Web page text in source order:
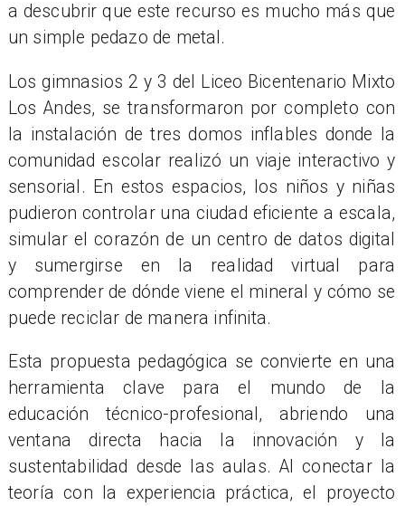
a descubrir que este recurso es mucho más que
un simple pedazo de metal.
Los gimnasios 2 y 3 del Liceo Bicentenario Mixto
Los Andes, se transformaron por completo con
la instalación de tres domos inflables donde la
comunidad escolar realizó un viaje interactivo y
sensorial. En estos espacios, los niños y niñas
pudieron controlar una ciudad eficiente a escala,
simular el corazón de un centro de datos digital
y sumergirse en la realidad virtual para
comprender de dónde viene el mineral y cómo se
puede reciclar de manera infinita.
Esta propuesta pedagógica se convierte en una
herramienta clave para el mundo de la
educación técnico-profesional, abriendo una
ventana directa hacia la innovación y la
sustentabilidad desde las aulas. Al conectar la
teoría con la experiencia práctica, el proyecto